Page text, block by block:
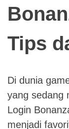
Tips
Di dunia
yang sedang
Login
menjadi